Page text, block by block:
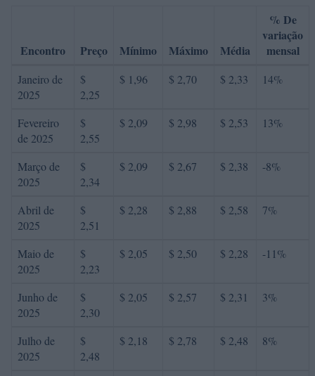
Encontro Preço Mínimo Máximo Média
% De
variação
mensal
Janeiro de
2025
$
2,25
$ 1,96 $ 2,70 $ 2,33 14%
Fevereiro
de 2025
$
2,55
$ 2,09 $ 2,98 $ 2,53 13%
Março de
2025
$
2,34
$ 2,09 $ 2,67 $ 2,38 -8%
Abril de
2025
$
2,51
$ 2,28 $ 2,88 $ 2,58 7%
Maio de
2025
$
2,23
$ 2,05 $ 2,50 $ 2,28 -11%
Junho de
2025
$
2,30
$ 2,05 $ 2,57 $ 2,31 3%
Julho de
2025
$
2,48
$ 2,18 $ 2,78 $ 2,48 8%